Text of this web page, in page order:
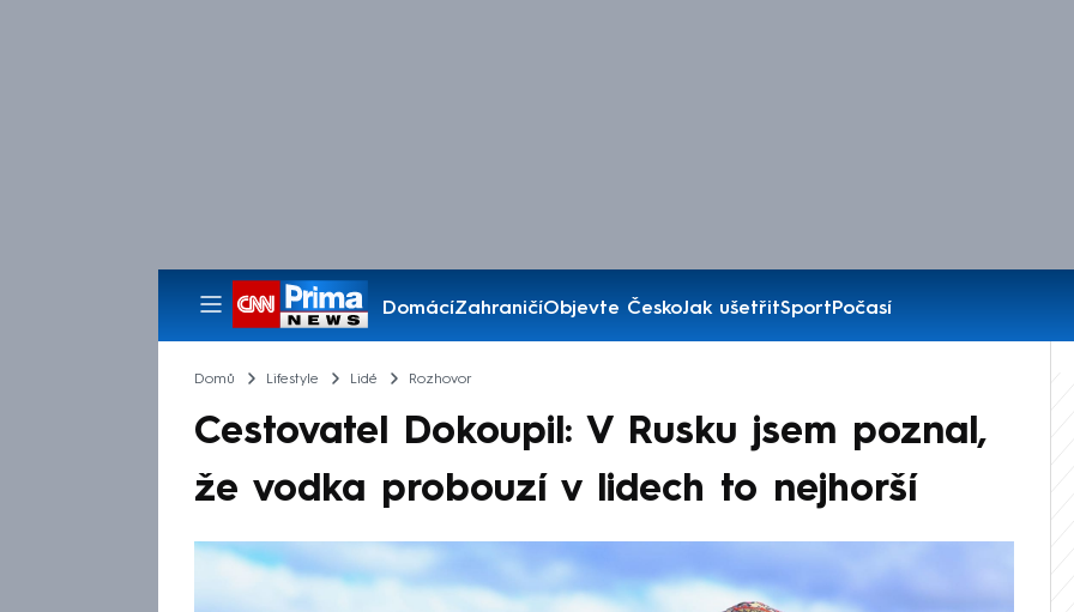
DomácíZahraničíObjevte ČeskoJak ušetřitSportPočasí
Pořady
Domů Lifestyle Lidé Rozhovor
Cestovatel Dokoupil: V Rusku jsem poznal,
že vodka probouzí v lidech to nejhorší